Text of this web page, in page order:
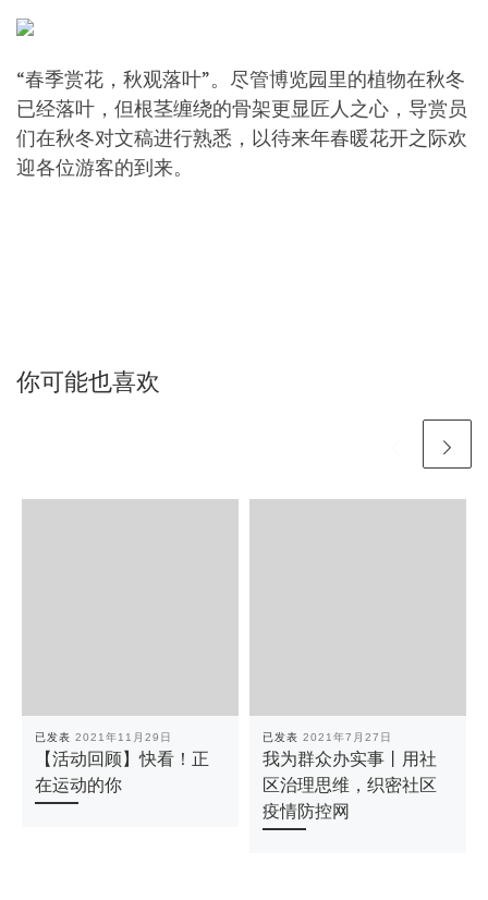
“春季赏花，秋观落叶”。尽管博览园里的植物在秋冬
已经落叶，但根茎缠绕的骨架更显匠人之心，导赏员
们在秋冬对文稿进行熟悉，以待来年春暖花开之际欢
迎各位游客的到来。
你可能也喜欢
已发表 2021年11月29日
【活动回顾】快看！正
在运动的你
已发表 2021年7月27日
我为群众办实事丨用社
区治理思维，织密社区
疫情防控网